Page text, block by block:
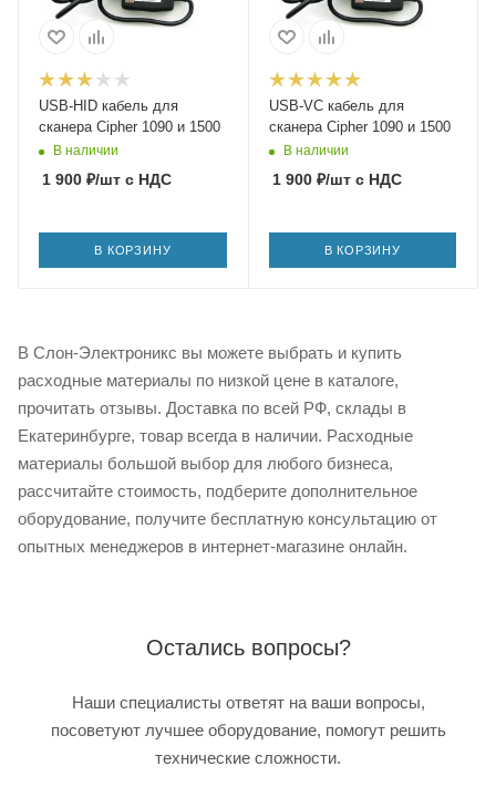
USB-HID кабель для
сканера Cipher 1090 и 1500
В наличии
1 900 ₽/шт с НДС
В КОРЗИНУ
USB-VC кабель для
сканера Cipher 1090 и 1500
В наличии
1 900₽/штс НДС
В КОРЗИНУ
В Слон-Электроникс вы можете выбрать и купить
расходные материалы по низкой цене в каталоге,
прочитать отзывы. Доставка по всей РФ, склады в
Екатеринбурге, товар всегда в наличии. Расходные
материалы большой выбор для любого бизнеса,
рассчитайте стоимость, подберите дополнительное
оборудование, получите бесплатную консультацию от
опытных менеджеров в интернет-магазине онлайн.
Остались вопросы?
Наши специалисты ответят на ваши вопросы,
посоветуют лучшее оборудование, помогут решить
технические сложности.